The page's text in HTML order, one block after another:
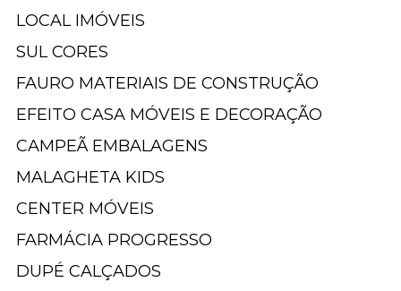
LOCAL IMÓVEIS
SUL CORES
FAURO MATERIAIS DE CONSTRUÇÃO
EFEITO CASA MÓVEIS E DECORAÇÃO
CAMPEÃ EMBALAGENS
MALAGHETA KIDS
CENTER MÓVEIS
FARMÁCIA PROGRESSO
DUPÉ CALÇADOS